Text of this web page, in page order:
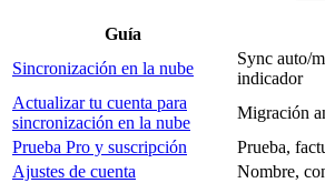
Guía
Sincronización en la nube
Sync auto/
indicador
Actualizar tu cuenta para
sincronización en la nube
Migración
Prueba Pro y suscripción
Prueba,
Ajustes de cuenta
Nombre,